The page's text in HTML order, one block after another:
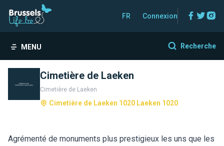
FR Connexion
MENU Recherche
Cimetière de Laeken
Cimetière de Laeken
Cimetière de Laeken 1020 Laeken 1020
Agrémenté de monuments plus prestigieux les uns que les